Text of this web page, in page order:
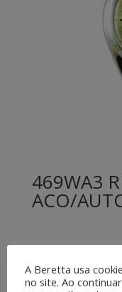
469WA3
ACO/
A Beretta usa
no site. Ao